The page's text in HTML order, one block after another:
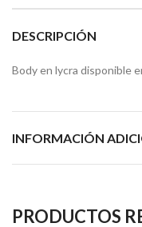
DESCRIPCIÓN
Body en lycra disponible
INFORMACIÓN
PRODUCTOS